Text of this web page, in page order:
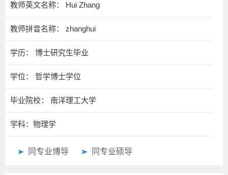
教师英文名称： Hui Zhang
教师拼音名称： zhanghui
学历： 博士研究生毕业
学位： 哲学博士学位
毕业院校： 南洋理工大学
学科：物理学
同专业博导 同专业硕导